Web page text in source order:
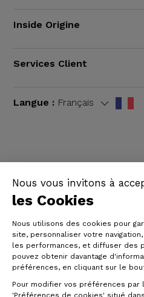
Nous vous invitons à
les Cookies
Nous utilisons des cookies pour
site, personnaliser votre
les performances, et diffuser des
pouvez obtenir davantage
préférences, en cliquant sur le
Pour modifier vos préférences par
'Préférences de cookies' situé
Inside Origine
Services Client
Langue : Français
© Origine